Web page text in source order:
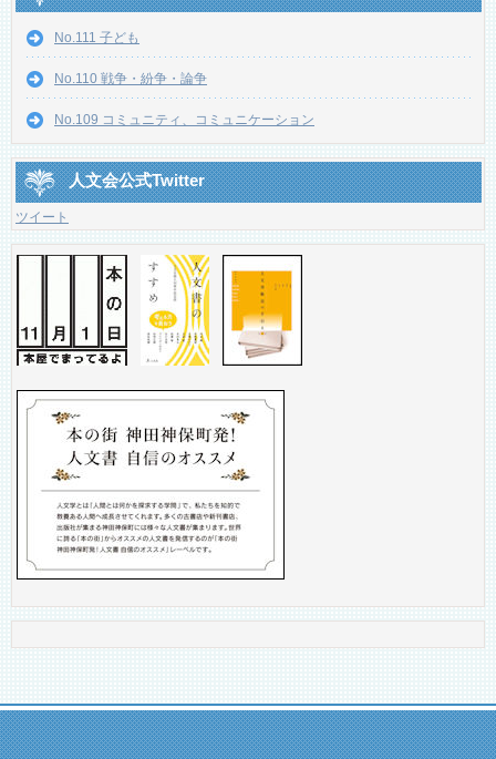
No.111 子ども
No.110 戦争・紛争・論争
No.109 コミュニティ、コミュニケーション
人文会公式Twitter
ツイート